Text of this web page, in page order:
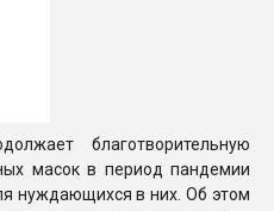
благотворительную
масок в период пандемии
нуждающихся в них. Об этом